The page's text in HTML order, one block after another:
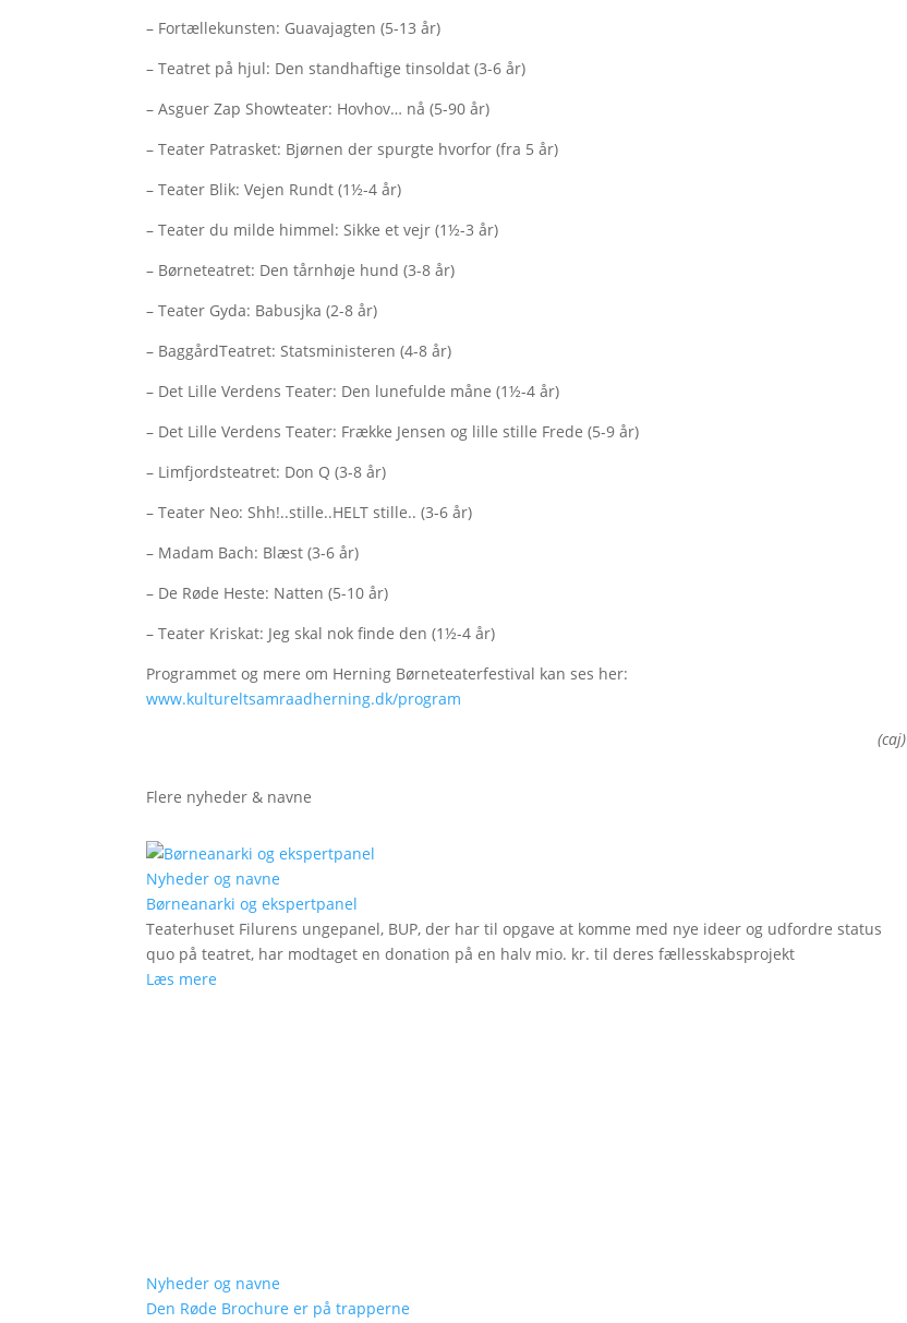
– Fortællekunsten: Guavajagten (5-13 år)
– Teatret på hjul: Den standhaftige tinsoldat (3-6 år)
– Asguer Zap Showteater: Hovhov… nå (5-90 år)
– Teater Patrasket: Bjørnen der spurgte hvorfor (fra 5 år)
– Teater Blik: Vejen Rundt (1½-4 år)
– Teater du milde himmel: Sikke et vejr (1½-3 år)
– Børneteatret: Den tårnhøje hund (3-8 år)
– Teater Gyda: Babusjka (2-8 år)
– BaggårdTeatret: Statsministeren (4-8 år)
– Det Lille Verdens Teater: Den lunefulde måne (1½-4 år)
– Det Lille Verdens Teater: Frække Jensen og lille stille Frede (5-9 år)
– Limfjordsteatret: Don Q (3-8 år)
– Teater Neo: Shh!..stille..HELT stille.. (3-6 år)
– Madam Bach: Blæst (3-6 år)
– De Røde Heste: Natten (5-10 år)
– Teater Kriskat: Jeg skal nok finde den (1½-4 år)
Programmet og mere om Herning Børneteaterfestival kan ses her:
www.kultureltsamraadherning.dk/program
(caj)
Flere nyheder & navne
Nyheder og navne
Børneanarki og ekspertpanel
Teaterhuset Filurens ungepanel, BUP, der har til opgave at komme med nye ideer og udfordre status
quo på teatret, har modtaget en donation på en halv mio. kr. til deres fællesskabsprojekt
Læs mere
Nyheder og navne
Den Røde Brochure er på trapperne